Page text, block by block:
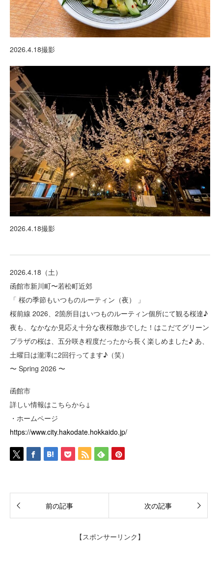
2026.4.18撮影
2026.4.18撮影
2026.4.18（土）
函館市新川町〜若松町近郊
「 桜の季節もいつものルーティン（夜） 」
桜前線 2026、2箇所目はいつものルーティン個所にて観る桜達♪
夜も、なかなか見応え十分な夜桜散歩でした！はこだてグリーン
プラザの桜は、五分咲き程度だったから長く楽しめました♪ あ、
土曜日は瀧澤に2回行ってます♪（笑）
〜 Spring 2026 〜
函館市
詳しい情報はこちらから↓
・ホームページ
https://www.city.hakodate.hokkaido.jp/
前の記事 次の記事
【スポンサーリンク】